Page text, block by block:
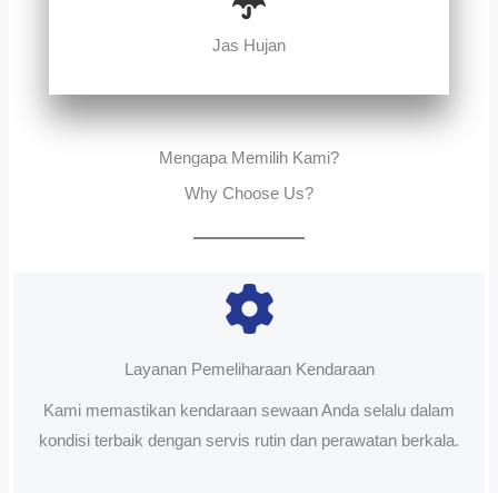
Jas Hujan
Mengapa Memilih Kami?
Why Choose Us?
Layanan Pemeliharaan Kendaraan
Kami memastikan kendaraan sewaan Anda selalu dalam
kondisi terbaik dengan servis rutin dan perawatan berkala.